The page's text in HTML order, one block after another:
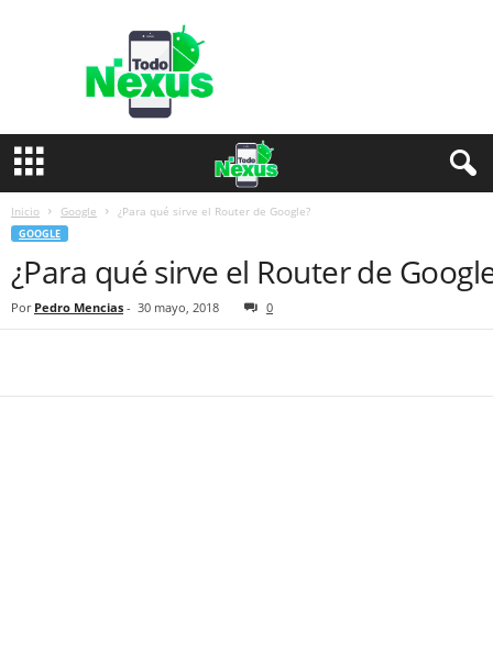
e
Inicio Google ¿Para qué sirve el Router de Google?
GOOGLE
¿Para qué sirve el Router de
Por Pedro Mencias - 30 mayo, 2018 0